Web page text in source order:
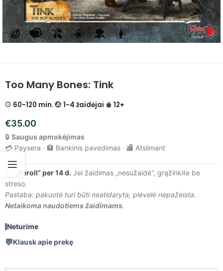
Too Many Bones: Tink
60-120 min. 1-4 žaidėjai 12+
€35.00
🔒 Saugus apmokėjimas
💳 Paysera · 🏦 Bankinis pavedimas · 🏬 Atsiimant
„Reroll“ per 14 d. Jei žaidimas „nesužaidė“, grąžinkite be
streso.
Pastaba: pakuotė turi būti neatidaryta, plėvelė nepažeista.
Netaikoma naudotiems žaidimams.
Neturime
Klausk apie prekę